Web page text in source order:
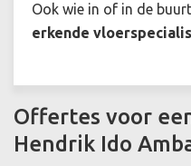
Ook wie in of in de
erkende
Offertes voor
Hendrik Ido